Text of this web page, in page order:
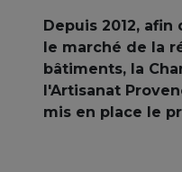
Depuis 2012,
le marché de la
bâtiments, la
l'Artisanat
mis en place le